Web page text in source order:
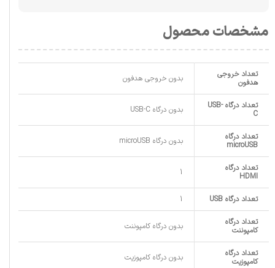
مشخصات محصول
تعداد خروجی
هدفون بدون خروجی هدفون
تعداد درگاه USB-
C بدون درگاه USB-C
تعداد درگاه
microUSB بدون درگاه microUSB
تعداد درگاه
HDMI
1
تعداد درگاه USB 1
تعداد درگاه
کامپوننت بدون درگاه کامپوننت
تعداد درگاه
کامپوزیت بدون درگاه کامپوزیت